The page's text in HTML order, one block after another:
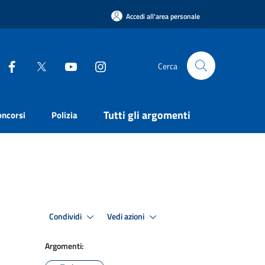
Accedi all'area personale
Cerca
Polizia Tutti gli argomenti
Condividi Vedi azioni
Argomenti: